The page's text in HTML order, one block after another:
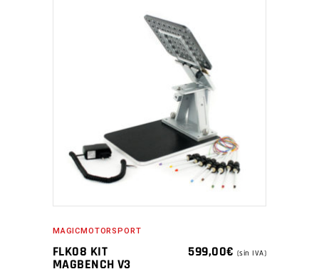
MAGICMOTORSPORT
FLK08 KIT
MAGBENCH V3
599,00€ (sin IVA)